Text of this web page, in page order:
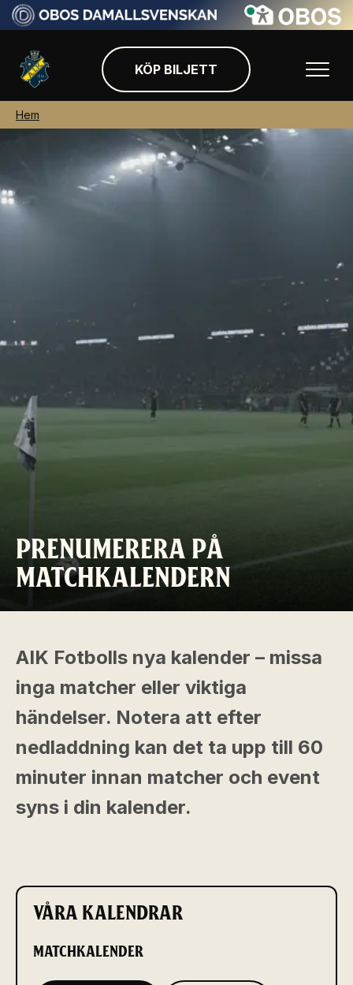
KÖP BILJETT
Hem
PRENUMERERA PÅ
MATCHKALENDERN
AIK Fotbolls nya kalender – missa
inga matcher eller viktiga
händelser. Notera att efter
nedladdning kan det ta upp till 60
minuter innan matcher och event
syns i din kalender.
VÅRA KALENDRAR
MATCHKALENDER